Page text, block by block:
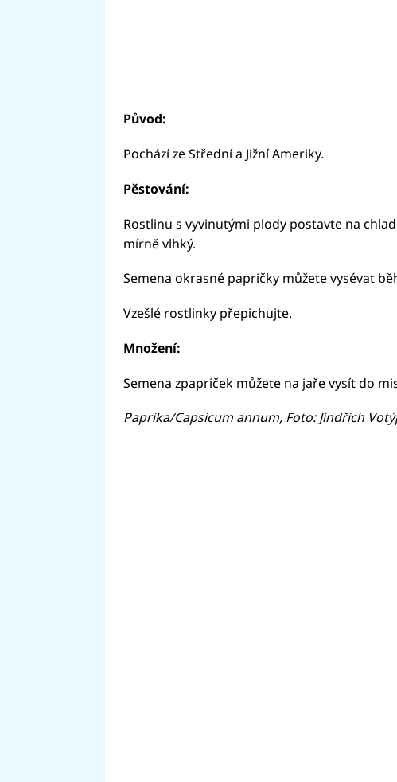
Původ:
Pochází ze Střední a Jižní Ameriky.
Pěstování:
Rostlinu s vyvinutými plody postavte na
mírně vlhký.
Semena okrasné papričky můžete vysévat
Vzešlé rostlinky přepichujte.
Množení:
Semena zpapriček můžete na jaře vysít do
Paprika/Capsicum annum, Foto: Jindřich